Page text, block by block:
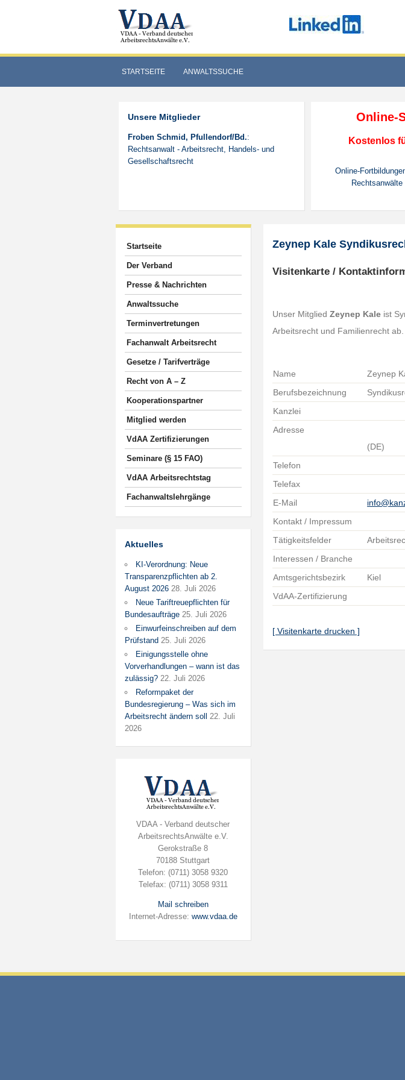
STARTSEITE ANWALTSSUCHE
Unsere Mitglieder
Froben Schmid, Pfullendorf/Bd.:
Rechtsanwalt - Arbeitsrecht, Handels- und
Gesellschaftsrecht
Online-
Kostenlos
Online-
Startseite
Der Verband
Presse & Nachrichten
Anwaltssuche
Terminvertretungen
Fachanwalt Arbeitsrecht
Gesetze / Tarifverträge
Recht von A – Z
Kooperationspartner
Mitglied werden
VdAA Zertifizierungen
Seminare (§ 15 FAO)
VdAA Arbeitsrechtstag
Fachanwaltslehrgänge
Aktuelles
KI-Verordnung: Neue
Transparenzpflichten ab 2.
August 2026 28. Juli 2026
Neue Tariftreuepflichten für
Bundesaufträge 25. Juli 2026
Einwurfeinschreiben auf dem
Prüfstand 25. Juli 2026
Einigungsstelle ohne
Vorverhandlungen – wann ist das
zulässig? 22. Juli 2026
Reformpaket der
Bundesregierung – Was sich im
Arbeitsrecht ändern soll
22. Juli
2026
VDAA - Verband deutscher
ArbeitsrechtsAnwälte e.V.
Gerokstraße 8
70188 Stuttgart
Telefon: (0711) 3058 9320
Telefax: (0711) 3058 9311
Mail schreiben
Internet-Adresse: www.vdaa.de
Zeynep Kale
Visitenkarte /
Unser MitgliedZeynep Kale ist
Arbeitsrecht und Familienrecht ab.
Name
Zeynep
Berufsbezeichnung
Kanzlei
Adresse
(DE)
Telefon
Telefax
E-Mail
Kontakt / Impressum
Tätigkeitsfelder
Interessen / Branche
Amtsgerichtsbezirk
Kiel
VdAA-Zertifizierung
[ Visitenkarte drucken ]